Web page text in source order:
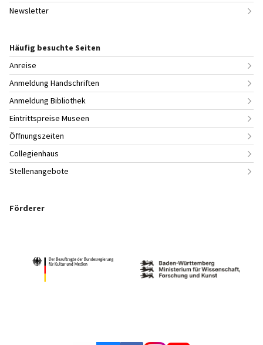
Newsletter
Häufig besuchte Seiten
Anreise
Anmeldung Handschriften
Anmeldung Bibliothek
Eintrittspreise Museen
Öffnungszeiten
Collegienhaus
Stellenangebote
Förderer